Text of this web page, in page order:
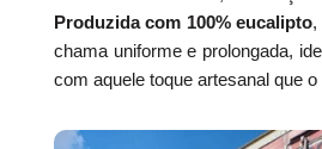
Produzida com 100% eucalipto,
chama uniforme e prolongada,
com aquele toque artesanal que o